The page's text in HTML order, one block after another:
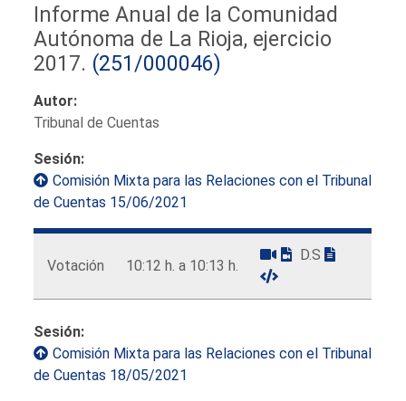
Informe Anual de la Comunidad
Autónoma de La Rioja, ejercicio
2017. (251/000046)
Autor:
Tribunal de Cuentas
Sesión:
Comisión Mixta para las Relaciones con el Tribunal
de Cuentas 15/06/2021
Votación 10:12 h. a 10:13 h.
D.S
Sesión:
Comisión Mixta para las Relaciones con el Tribunal
de Cuentas 18/05/2021